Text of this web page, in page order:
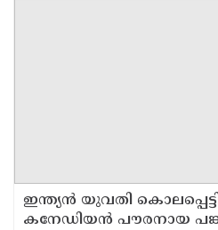
ഇന്ത്യന്‍ യുവതി
കനേഡിയന്‍ പൗരനായ